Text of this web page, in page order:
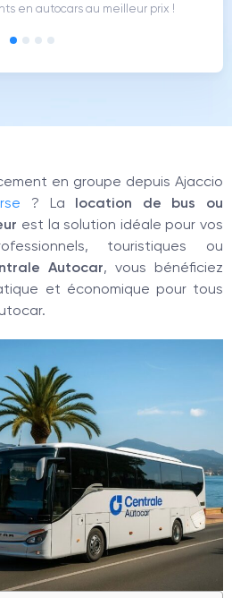
en autocars au meilleur prix !
en groupe depuis Ajaccio
? La location de bus ou
est la solution idéale pour vos
touristiques ou
Autocar, vous bénéficiez
et économique pour tous